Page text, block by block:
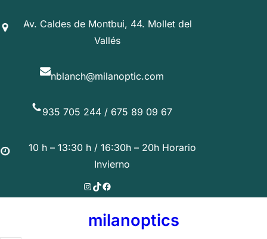
al
Av. Caldes de Montbui, 44. Mollet del
Vallés
nblanch@milanoptic.com
935 705 244 / 675 89 09 67
10 h – 13:30 h / 16:30h – 20h Horario
Invierno
Instagram
TikTok
Facebook
milanoptics